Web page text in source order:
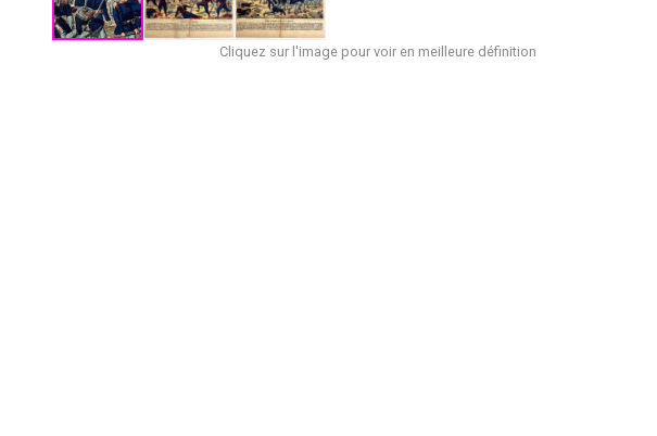
Cliquez sur l'image pour voir en meilleure définition